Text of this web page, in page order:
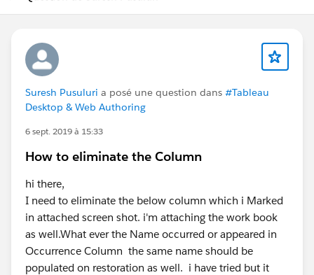
Suresh Pusuluri a posé une question dans #Tableau
Desktop & Web Authoring
6 sept. 2019 à 15:33
How to eliminate the Column
hi there,
I need to eliminate the below column which i Marked
in attached screen shot. i'm attaching the work book
as well.What ever the Name occurred or appeared in
Occurrence Column the same name should be
populated on restoration as well. i have tried but it